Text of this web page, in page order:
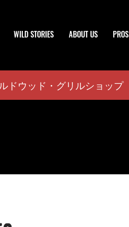
WILD STORIES ABOUT US PROS
ドウッド・グリルショップ